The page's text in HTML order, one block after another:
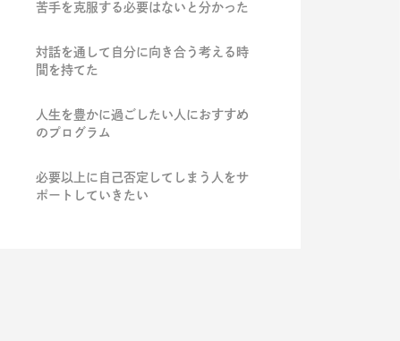
苦手を克服する必要はないと分かった
対話を通して自分に向き合う考える時
間を持てた
人生を豊かに過ごしたい人におすすめ
のプログラム
必要以上に自己否定してしまう人をサ
ポートしていきたい